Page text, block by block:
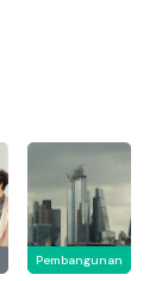
Pembangunan